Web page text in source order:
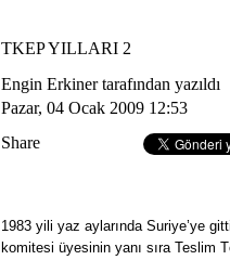
TKEP YILLARI 2
Engin Erkiner tarafından yazıldı
Pazar, 04 Ocak 2009 12:53
Share
1983 yili yaz aylarında Suriye’ye
komitesi üyesinin yanı sıra Teslim